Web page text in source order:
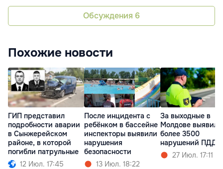
Обсуждения 6
Похожие новости
ГИП представил
подробности аварии
в Сынжерейском
районе, в которой
погибли патрульные
12 Июл. 17:45
После инцидента с
ребёнком в бассейне
инспекторы выявили
нарушения
безопасности
13 Июл. 18:22
За выходные в
Молдове выявили
более 3500
нарушений ПДД
27 Июл. 17:11